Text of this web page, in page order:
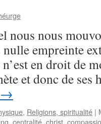
nous nous
empreinte
en droit de
et donc de
→
, Religions, spiritualité |
, centralité, christ,